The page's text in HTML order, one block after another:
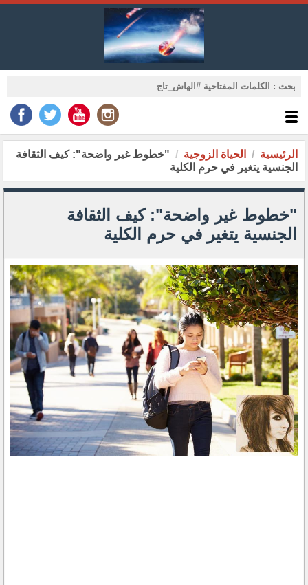
الرئيسية الحياة الزوجية
"خطوط غير واضحة": كيف الثقافة
الجنسية يتغير في حرم الكلية
"خطوط غير واضحة": كيف الثقافة
الجنسية يتغير في حرم الكلية